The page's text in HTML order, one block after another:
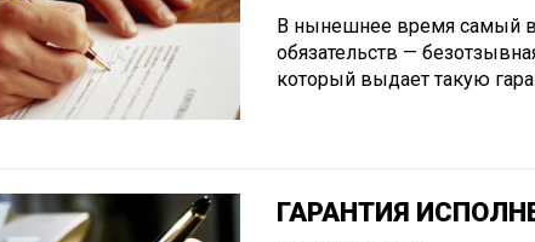
В нынешнее время самый
обязательств —
который выдает такую
ГАРАНТИЯ